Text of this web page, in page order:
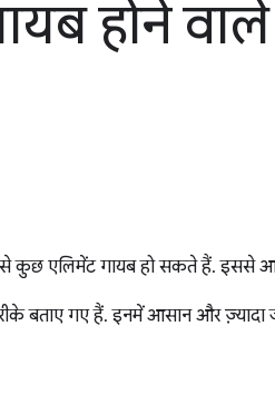
होने
एलिमेंट गायब हो सकते हैं. इससे
गए हैं. इनमें आसान और ज़्यादा